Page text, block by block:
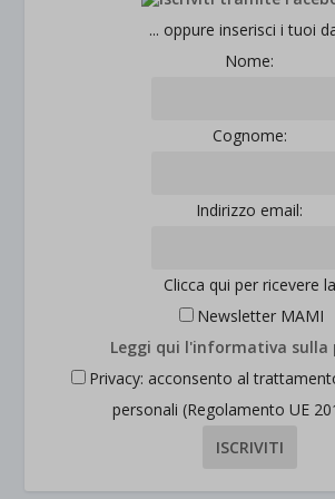
... oppure inserisci i tuoi
Nome:
Cognome:
Indirizzo email:
Clicca qui per ricevere la
Newsletter MAMI
Leggi qui l'informativa sulla
Privacy: acconsento al
personali (Regolamento UE
Mostra dettagli